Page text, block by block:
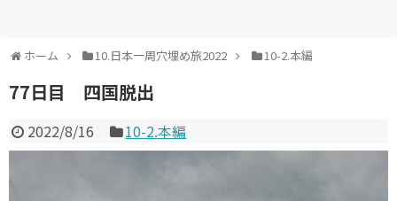
ホーム 10.日本一周穴埋め旅2022 10-2.本編
77日目 四国脱出
2022/8/16 10-2.本編